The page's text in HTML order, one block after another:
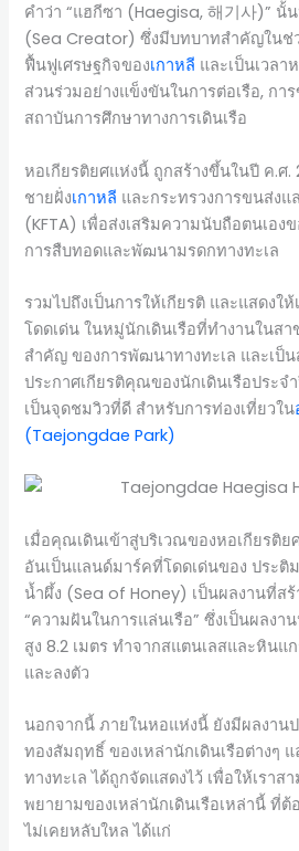
คำว่า “แฮกีซา (Haegisa, 해기사)” นั้
(Sea Creator) ซึ่งมีบทบาทสำคัญในช่ว
ฟื้นฟูเศรษฐกิจของเกาหลี และเป็นเวล
ส่วนร่วมอย่างแข็งขันในการต่อเรือ, กา
สถาบันการศึกษาทางการเดินเรือ
หอเกียรติยศแห่งนี้ ถูกสร้างขึ้นในปี ค.
ชายฝั่งเกาหลี และกระทรวงการขนส่งแ
(KFTA) เพื่อส่งเสริมความนับถือตนเอง
การสืบทอดและพัฒนามรดกทางทะเล
รวมไปถึงเป็นการให้เกียรติ และแสดงใ
โดดเด่น ในหมู่นักเดินเรือที่ทำงานในส
สำคัญ ของการพัฒนาทางทะเล และเป็
ประกาศเกียรติคุณของนักเดินเรือประจ
เป็นจุดชมวิวที่ดี สำหรับการท่องเที่ยวใน
(Taejongdae Park)
เมื่อคุณเดินเข้าสู่บริเวณของหอเกียร
อันเป็นแลนด์มาร์คที่โดดเด่นของ ประติ
น้ำผึ้ง (Sea of ​​Honey) เป็นผลงานที่ส
“ความฝันในการแล่นเรือ” ซึ่งเป็นผลง
สูง 8.2 เมตร ทำจากสแตนเลสและหินแ
และลงตัว
นอกจากนี้ ภายในหอแห่งนี้ ยังมีผลงาน
ทองสัมฤทธิ์ ของเหล่านักเดินเรือต่างๆ
ทางทะเล ได้ถูกจัดแสดงไว้ เพื่อให้เราส
พยายามของเหล่านักเดินเรือเหล่านี้ ที่
ไม่เคยหลับใหล ได้แก่